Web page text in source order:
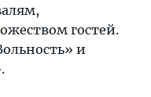
гостей.
и